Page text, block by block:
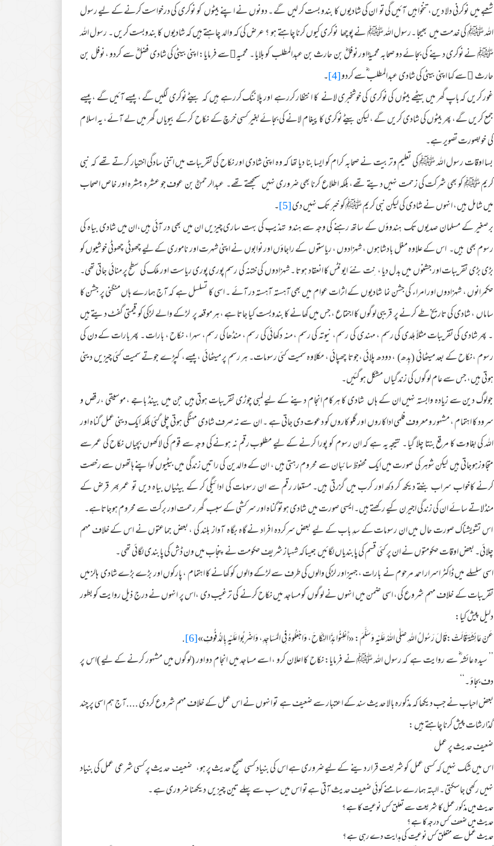
شعبے میں نوکرنی دلا دیں، تنخواہیں آئیں گی تو ان کی شادیوں کا بندو بست کر لیں گے ۔ دونوں نے اپنے بیٹوں کو نوکری کی درخواست کرنے کے لیے رسول
اللہ ﷺ کی خدمت میں بھیجا ۔رسول اللہ ﷺ نے پوچھا نوکری کیوں کرنا چاہتے ہو ؟ عرض کی کہ والد چاہتے ہیں کہ شادیوں کا بندوبست کریں ۔ رسول اللہ
ﷺ نے نوکری دینے کی بجائے دو صحابہ محمیہؓ اور نوفلؓ بن حارث بن عبدالمطلب کو بلایا ۔ محمیہ﷜سے فرمایا: اپنی بیٹی کی شادی فضلؓ سے کردو ، نوفل بن
حارث ﷜سے کہا اپنی بیٹی کی شادی عبدالمطلب ؓسے کردو[4] ۔
غور کریں کہ باپ گھر میں بیٹھے بیٹوں کی نوکری کی خوشخبری لانے کا انتظار کررہے اور پلاننگ کررہے ہیں کہ بیٹے نوکری لگیں گے ، پیسے آئیں گے ، پیسے
جمع کریں گے، پھر بیٹوں کی شادی کریں گے ، لیکن بیٹے نوکری کا پیغام لانے کی بجائےبغیر کسی خرچ کے نکاح کرکے بیویاں گھر میں لے آئے، یہ اسلام
کی خوبصورت تصویر ہے۔
بسا اوقات رسول اللہ ﷺ کی تعلیم وتربیت نے صحابہ کرام کو ایسا بنا دیا تھا کہ وہ اپنی شادی اور نکاح کی تقریبات میں اتنی سادگی اختیار کرتے تھے کہ نبی
کریم ﷺ کو بھی شرکت کی زحمت نہیں دیتے تھے، بلکہ اطلاع کرنا بھی ضروری نہیں سمجھتے تھے۔ عبدالرحمنؓ بن عوف جو عشرہ مبشرہ اور خاص اصحاب
میں شامل ہیں، انہوں نے شادی کی لیکن نبی کریم ﷺ کو خبر تک نہیں دی[5] ۔
برصغیر کے مسلمان صدیوں تک ہندوؤں کے ساتھ رہنے کی وجہ سے ہندو تہذیب کی بہت ساری چیزیں ان میں بھی در آئی ہیں،ان میں شادی بیاہ کی
رسوم بھی ہیں۔ اس کے علاوہ مغل بادشاہوں ، شہزادوں ، ریاستوں کے راجاؤں اور نوابوں نے اپنی شہرت اور ناموری کے لیے چھوٹی چھوٹی خوشیوں کو
بڑی بڑی تقریبات اور جشنوں میں بدل دیا ، نِت نئے ایونٹس کا انعقاد ہوتا ۔ شہزادوں کی ختنہ کی رسم پوری پوری ریاست اور ملک کی سطح پر منائی جاتی تھی۔
حکمرانوں ، شہزادوں اور امراء کی جشن نما شادیوں کے اثرات عوام میں بھی آہستہ آہستہ در آئے ۔ اسی کا تسلسل ہے کہ آج ہمارے ہاں منگنی پر جشن کا
ساماں ، شادی کی تاریخ طے کرنے پر قریبی لوگوں کا اجتماع ، جس میں کھانے کا بندوبست کیا جاتا ہے ، ہر موقعہ پر لڑکے والے لڑکی کو قیمتی گفٹ دیتے ہیں
۔ پھر شادی کی تقریبات مثلاً ہلدی کی رسم ، مہندی کی رسم، نیوتہ کی رسم ، منہ دکھائی کی رسم ، منڈھا کی رسم، سہرا ، نکاح ، بارات ۔ پھر بارات کے دن کی
رسوم ،نکاح کے بعد میٹھائی (بِدھ) ، دودھ پلائی ،جوتا چھپائی ، مکلاوہ سمیت کئی رسومات۔ ہر رسم پر میٹھائی ، پیسے، کپڑے جوتے سمیت کئی چیزیں دینی
ہوتی ہیں، جس سے عام لوگوں کی زندگیاں مشکل ہوگئیں۔
جولوگ دین سے زیادہ وابستہ نہیں ان کے ہاں شادی کا ہرکام انجام دینے کے لیے لمبی چوڑی تقریبات ہوتی ہیں جن میں بینڈ باجے ، موسیقی ،رقص و
سرود کا اہتمام ، مشہور و معروف فلمی اداکاروں اور گلو کاروں کو دعوت دی جاتی ہے ۔ ان سے نہ صرف شادی مہنگی ہوتی چلی گئی بلکہ ایک دینی عمل گناہ اور
اللہ کی بغاوت کا مرقع بنتا چلا گیا ۔ نتیجہ یہ ہے کہ ان رسوم کو پورا کرنے کے لیے مطلوب رقم نہ ہونے کی وجہ سے قوم کی لاکھوں بچیاں نکاح کی عمرسے
متجاوزہوجاتی ہیں لیکن شوہر کی صورت میں ایک محفوظ سائبان سے محروم رہتی ہیں ، ان کے والدین کی راتیں زندگی میں بیٹیوں کواپنے ہاتھوں سے رخصت
کرنے کاخواب سراب بنتے دیکھ کر دکھ اور کرب میں گزرتی ہیں۔ مستعار رقم سے ان رسومات کی ادائیگی کر کے بیٹیاں بیاہ دیں تو عمربھر قرض کے
منڈلاتے سائے ان کی زندگی اجیرن کیے رکھتے ہیں۔ ایسی صورت میں شادی ہو تو گناہ اور سرکشی کے سبب گھر رحمت اور برکت سے محروم ہوجاتاہے۔
اس تشویشناک صورت حال میں ان رسومات کے سدِ باب کے لیے بعض سرکردہ افراد نے گاہ بگاہ آواز بلند کی ، بعض جماعتوں نے اس کے خلاف مہم
چلائی۔ بعض اوقات حکومتوں نے ان پر کئی قسم کی پابندیاں لگائیں جیساکہ شہباز شریف حکومت نے پنجاب میں ون ڈش کی پابندی لگائی تھی ۔
اسی سلسلے میں ڈاکٹر اسرار احمد مرحوم نے بارات ، جہیز اور لڑکی والوں کی طرف سے لڑکے والوں کو کھانے کا اہتمام ، پارکوں اور بڑے بڑے شادی ہالز میں
تقریبات کے خلاف مہم شروع کی، اسی ضمن میں انہوں نے لوگوں کو مساجد میں نکاح کرنے کی ترغیب دی ،اس پر انہوں نے درج ذیل روایت کو بطور
دلیل پیش کیا:
عَنْ عَائِشَةَ قَالَتْ:قَالَ رَسُولُ اللهِ صَلَّى اللهُ عَلَيْهِ وَسَلَّمَ: «أَعْلِنُوا هَذَا النِّكَاحَ، وَاجْعَلُوهُ فِي المَسَاجِدِ، وَاضْرِبُوا عَلَيْهِ بِالدُّفُوفِ»[6]
.
’’ سیدہ عائشہ ؓ سے روایت ہے کہ رسول اللہ ﷺ نے فرمایا: نکاح کا اعلان کرو ، اسے مساجد میں انجام دو اور (لوگوں میں مشہور کرنے کے لیے )اس پر
دف بجاؤ ۔‘‘
بعض احباب نے جب دیکھا کہ مذکورہ بالا حدیث سند کے اعتبار سے ضعیف ہے تو انہوں نے اس عمل کے خلاف مہم شروع کردی ....آج ہم اسی پر چند
گذارشات پیش کرنا چاہتے ہیں :
ضعیف حدیث پر عمل
اس میں شک نہیں کہ کسی عمل کو شریعت قرار دینے کے لیے ضروری ہے اس کی بنیاد کسی صحیح حدیث پر ہو، ضعیف حدیث پر کسی شرعی عمل کی بنیاد
نہیں رکھی جاسکتی ۔ البتہ ہمارے سامنے کوئی ضعیف حدیث آتی ہے تو اس میں سب سے پہلے تین چیزیں دیکھنا ضروری ہے ۔
حدیث میں مذکور عمل کا شریعت سے تعلق کس نوعیت کا ہے ؟
حدیث میں ضعف کس درجہ کا ہے ؟
حدیث عمل سے متعلق کس نوعیت کی ہدایت دے رہی ہے ؟